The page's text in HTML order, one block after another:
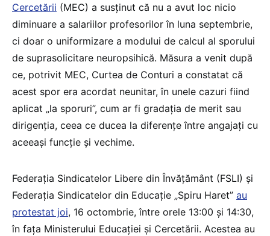
Cercetării (MEC) a susținut că nu a avut loc nicio
diminuare a salariilor profesorilor în luna septembrie,
ci doar o uniformizare a modului de calcul al sporului
de suprasolicitare neuropsihică. Măsura a venit după
ce, potrivit MEC, Curtea de Conturi a constatat că
acest spor era acordat neunitar, în unele cazuri fiind
aplicat „la sporuri”, cum ar fi gradația de merit sau
dirigenția, ceea ce ducea la diferențe între angajați cu
aceeași funcție și vechime.
Federația Sindicatelor Libere din Învățământ (FSLI) și
Federația Sindicatelor din Educație „Spiru Haret” au
protestat joi, 16 octombrie, între orele 13:00 și 14:30,
în fața Ministerului Educației și Cercetării. Acestea au